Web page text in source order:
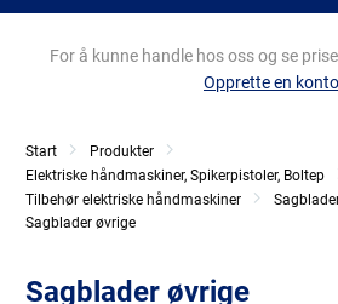
For å kunne handle hos oss og se
Opprette en konto
Start
Produkter
Elektriske håndmaskiner, Spikerpistoler, Boltep
Tilbehør elektriske håndmaskiner
Sagblader øvrige
Sagblader øvrige